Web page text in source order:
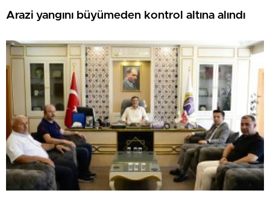
Arazi yangını büyümeden kontrol altına alındı